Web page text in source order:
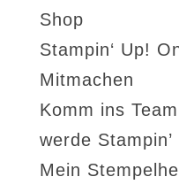
Shop
Stampin‘ Up!
Mitmachen
Komm ins
werde
Mein